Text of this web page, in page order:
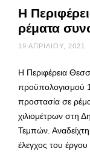
Η
ρέματα
19 ΑΠΡΙΛΊΟΥ, 2021
Η Περιφέρεια
προϋπολογισμού
προστασία σε
χιλιομέτρων στη
Τεμπών.
έλεγχος του